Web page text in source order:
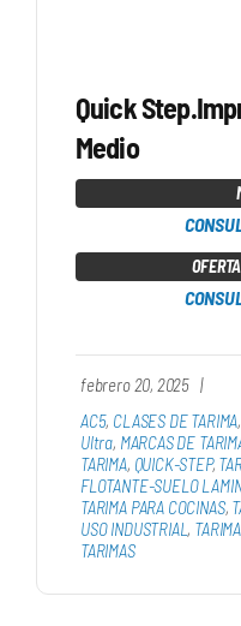
Quick
Medio
febrero 20, 2025 |
AC5, CLASES DE TARIMA,
Ultra, MARCAS DE
TARIMA, QUICK-STEP,
FLOTANTE-SUELO
TARIMA PARA COCINAS,
USO INDUSTRIAL ,
TARIMAS